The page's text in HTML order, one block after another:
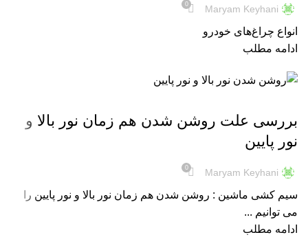
Maryam Keyhani
0
انواع چراغ‌های خودرو
ادامه مطلب
بررسی علت روشن شدن هم زمان نور بالا و
نور پایین
Maryam Keyhani
0
سیم کشی ماشین : روشن شدن هم زمان نور بالا و نور پایین را
می توانیم ...
ادامه مطلب